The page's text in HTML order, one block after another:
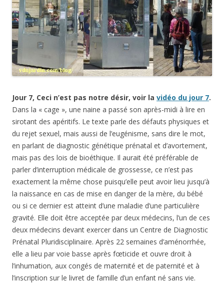
Jour 7, Ceci n’est pas notre désir, voir la vidéo du jour 7.
Dans la « cage », une naine a passé son après-midi à lire en
sirotant des apéritifs. Le texte parle des défauts physiques et
du rejet sexuel, mais aussi de l’eugénisme, sans dire le mot,
en parlant de diagnostic génétique prénatal et d’avortement,
mais pas des lois de bioéthique. Il aurait été préférable de
parler d’interruption médicale de grossesse, ce n’est pas
exactement la même chose puisqu’elle peut avoir lieu jusqu’à
la naissance en cas de mise en danger de la mère, du bébé
ou si ce dernier est atteint d’une maladie d’une particulière
gravité. Elle doit être acceptée par deux médecins, l’un de ces
deux médecins devant exercer dans un Centre de Diagnostic
Prénatal Pluridisciplinaire. Après 22 semaines d’aménorrhée,
elle a lieu par voie basse après fœticide et ouvre droit à
l’inhumation, aux congés de maternité et de paternité et à
l’inscription sur le livret de famille d’un enfant né sans vie.